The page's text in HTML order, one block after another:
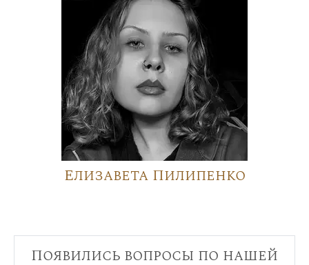
Елизавета Пилипенко
Появились вопросы по нашей